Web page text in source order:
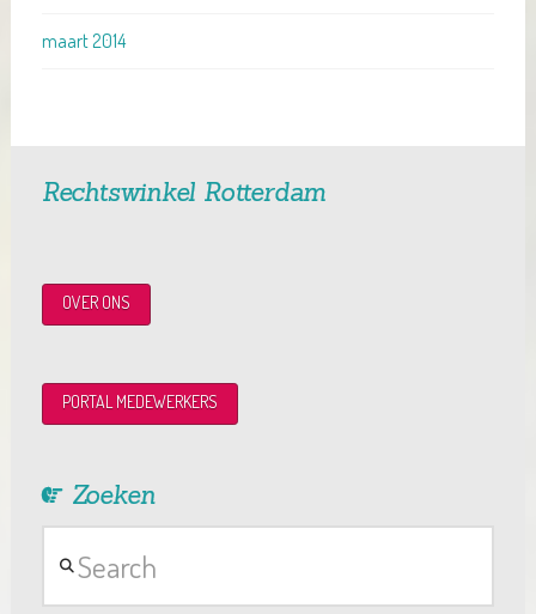
maart 2014
Rechtswinkel Rotterdam
OVER ONS
PORTAL MEDEWERKERS
Zoeken